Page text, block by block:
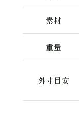
素材
重量
外寸目安